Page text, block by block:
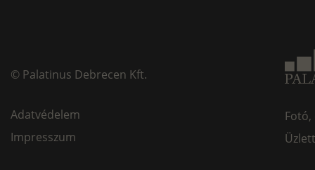
© Palatinus Debrecen Kft.
Adatvédelem
Impresszum
Fotó,